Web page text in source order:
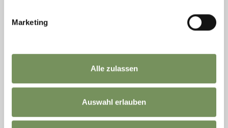
Marketing
Alle zulassen
Auswahl erlauben